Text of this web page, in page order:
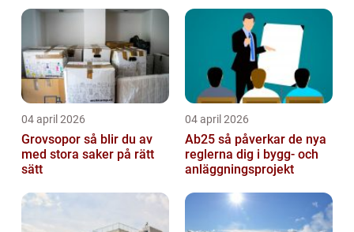
04 april 2026
Grovsopor så blir du av
med stora saker på rätt
sätt
04 april 2026
Ab25 så påverkar de nya
reglerna dig i bygg- och
anläggningsprojekt